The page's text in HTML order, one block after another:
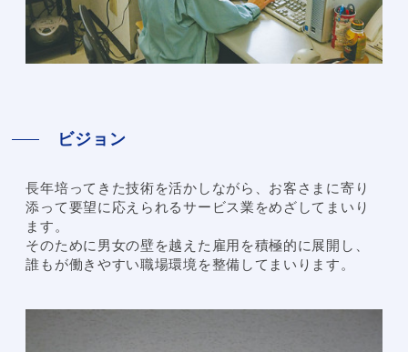
ビジョン
長年培ってきた技術を活かしながら、お客さまに寄り
添って要望に応えられるサービス業をめざしてまいり
ます。
そのために男女の壁を越えた雇用を積極的に展開し、
誰もが働きやすい職場環境を整備してまいります。